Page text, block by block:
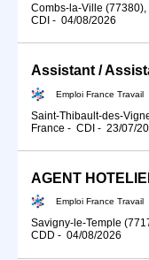
Combs-la-Ville
CDI - 04/08/2026
Emploi France Travail
Saint-Thibault-des-
France - CDI - 23/07/
AGENT
Emploi France Travail
Savigny-le-Temple
CDD - 04/08/2026